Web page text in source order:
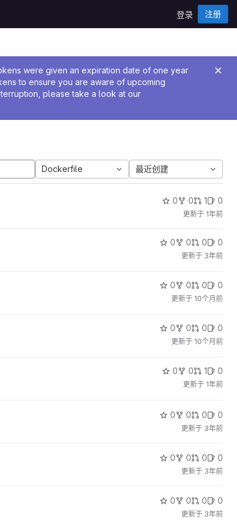
登录 注册
were given an expiration date of one year
to ensure you are aware of upcoming
please take a look at our
Dockerfile 最近创建
0 0 1 0
更新于 1年前
0 0 0 0
更新于 3年前
0 0 0 0
更新于 10个月前
0 0 0 0
更新于 10个月前
0 0 1 0
更新于 1年前
0 0 0 0
更新于 3年前
0 0 0 0
更新于 3年前
0 0 0 0
更新于 3年前